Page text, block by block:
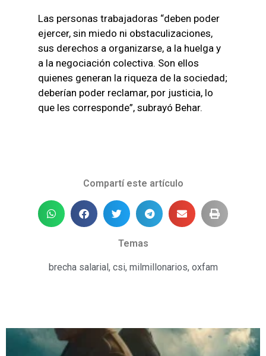
Las personas trabajadoras “deben poder
ejercer, sin miedo ni obstaculizaciones,
sus derechos a organizarse, a la huelga y
a la negociación colectiva. Son ellos
quienes generan la riqueza de la sociedad;
deberían poder reclamar, por justicia, lo
que les corresponde”, subrayó Behar.
Compartí este artículo
Temas
brecha salarial, csi, milmillonarios, oxfam